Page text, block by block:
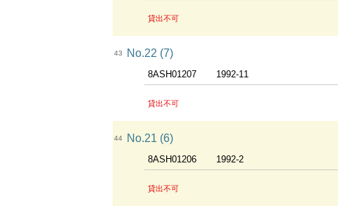
貸出不可
43 No.22 (7)
8ASH01207 1992-11
貸出不可
44 No.21 (6)
8ASH01206 1992-2
貸出不可